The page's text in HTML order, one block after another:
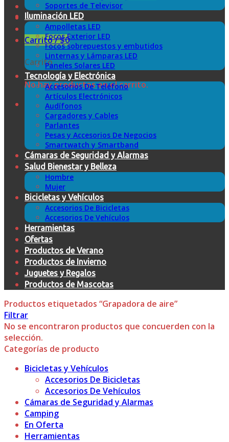
Carrito /$0
Carrito
No hay productos en el carrito.
Soportes de Televisor
Iluminación LED
Ampolletas LED
Focos Exterior LED
Focos sobrepuestos y embutidos
Linternas y Lámparas LED
Paneles Solares LED
Tecnología y Electrónica
Accesorios De Teléfono
Artículos Electrónicos
Audífonos
Cargadores y Cables
Parlantes
Pesas y Accesorios De Negocios
Smartwatch y Smartband
Cámaras de Seguridad y Alarmas
Salud Bienestar y Belleza
Hombre
Mujer
Bicicletas y Vehículos
Accesorios De Bicicletas
Accesorios De Vehículos
Herramientas
Ofertas
Productos de Verano
Productos de Invierno
Juguetes y Regalos
Productos de Mascotas
Productos etiquetados “Grapadora de aire”
Filtrar
No se encontraron productos que concuerden con la
selección.
Categorías de producto
Bicicletas y Vehículos
Accesorios De Bicicletas
Accesorios De Vehículos
Cámaras de Seguridad y Alarmas
Camping
En Oferta
Herramientas